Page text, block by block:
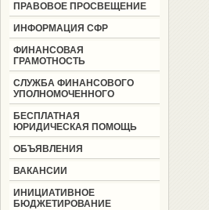
ПРАВОВОЕ ПРОСВЕЩЕНИЕ
ИНФОРМАЦИЯ СФР
ФИНАНСОВАЯ
ГРАМОТНОСТЬ
СЛУЖБА ФИНАНСОВОГО
УПОЛНОМОЧЕННОГО
БЕСПЛАТНАЯ
ЮРИДИЧЕСКАЯ ПОМОЩЬ
ОБЪЯВЛЕНИЯ
ВАКАНСИИ
ИНИЦИАТИВНОЕ
БЮДЖЕТИРОВАНИЕ